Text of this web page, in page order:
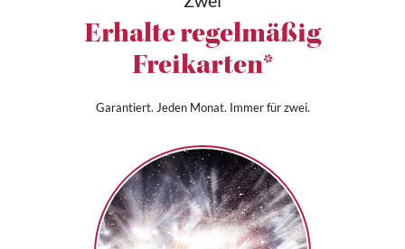
Erhalte regelmäßig
Freikarten*
Garantiert. Jeden Monat. Immer für zwei.